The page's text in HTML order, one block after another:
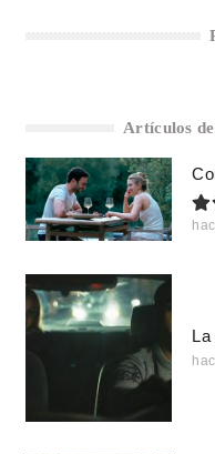
Artículos
La